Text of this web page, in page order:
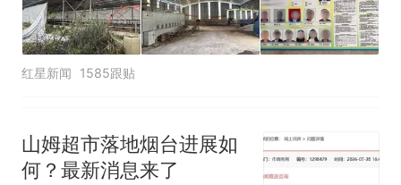
红星新闻 1585跟贴
山姆超市落地烟台进展如
何？最新消息来了